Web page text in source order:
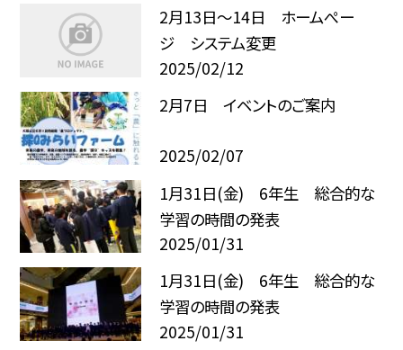
2月13日〜14日 ホームぺー
ジ システム変更
2025/02/12
2月7日 イベントのご案内
2025/02/07
1月31日(金) 6年生 総合的な
学習の時間の発表
2025/01/31
1月31日(金) 6年生 総合的な
学習の時間の発表
2025/01/31